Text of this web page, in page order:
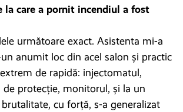
la care a pornit incendiul a fost
următoare exact. Asistenta mi-a
anumit loc din acel salon și practic
de rapidă: injectomatul,
protecție, monitorul, și la un
cu forță, s-a generalizat